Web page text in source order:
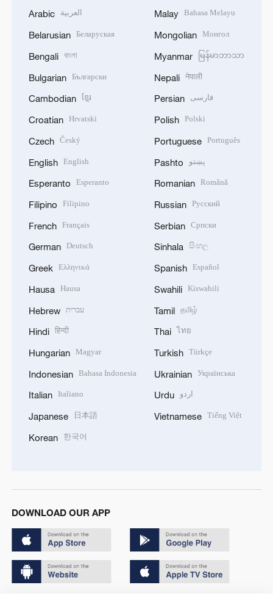
Arabic العربية
Belarusian Беларуская
Bengali বাংলা
Bulgarian Български
Cambodian ខ្មែរ
Croatian Hrvatski
Czech Český
English English
Esperanto Esperanto
Filipino Filipino
French Français
German Deutsch
Greek Ελληνικά
Hausa Hausa
Hebrew עברית
Hindi हिन्दी
Hungarian Magyar
Indonesian Bahasa Indonesia
Italian Italiano
Japanese 日本語
Korean 한국어
Malay Bahasa Melayu
Mongolian Монгол
Myanmar မြန်မာဘာသာ
Nepali नेपाली
Persian فارسی
Polish Polski
Portuguese Português
Pashto پښتو
Romanian Română
Russian Русский
Serbian Српски
Sinhala සිංහල
Spanish Español
Swahili Kiswahili
Tamil தமிழ்
Thai ไทย
Turkish Türkçe
Ukrainian Українська
Urdu اردو
Vietnamese Tiếng Việt
DOWNLOAD OUR APP